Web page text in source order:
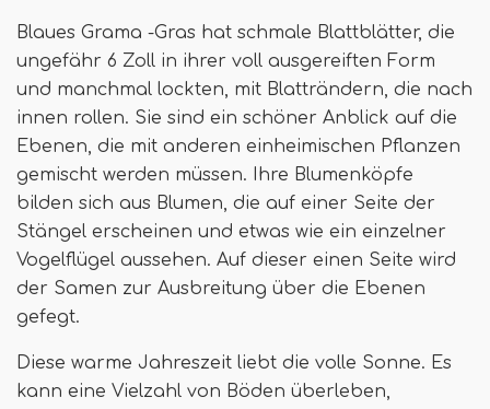
Blaues Grama -Gras hat schmale Blattblätter, die
ungefähr 6 Zoll in ihrer voll ausgereiften Form
und manchmal lockten, mit Blatträndern, die nach
innen rollen. Sie sind ein schöner Anblick auf die
Ebenen, die mit anderen einheimischen Pflanzen
gemischt werden müssen. Ihre Blumenköpfe
bilden sich aus Blumen, die auf einer Seite der
Stängel erscheinen und etwas wie ein einzelner
Vogelflügel aussehen. Auf dieser einen Seite wird
der Samen zur Ausbreitung über die Ebenen
gefegt.
Diese warme Jahreszeit liebt die volle Sonne. Es
kann eine Vielzahl von Böden überleben,